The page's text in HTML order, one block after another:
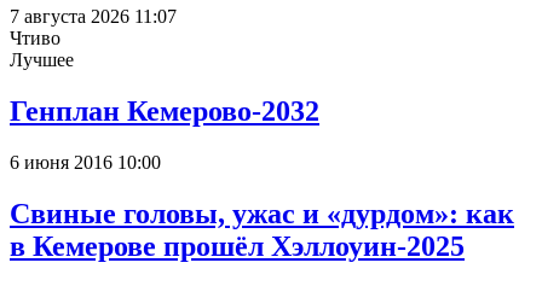
7 августа 2026 11:07
Чтиво
Лучшее
Генплан Кемерово-2032
6 июня 2016 10:00
Свиные головы, ужас и «дурдом»: как
в Кемерове прошёл Хэллоуин-2025